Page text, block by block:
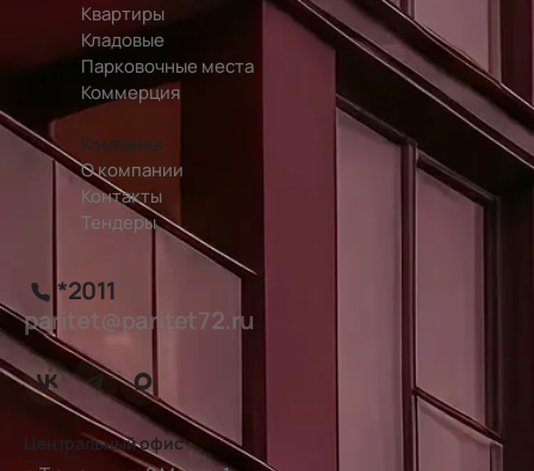
Квартиры
Кладовые
Парковочные места
Коммерция
Компания
О компании
Контакты
Тендеры
*2011
paritet@paritet72.ru
Центральный офис